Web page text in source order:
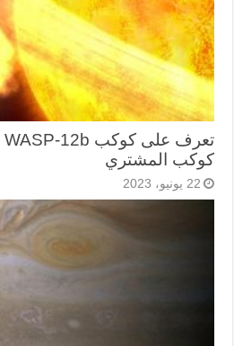
كوكب المشتري
22 يونيو، 2023